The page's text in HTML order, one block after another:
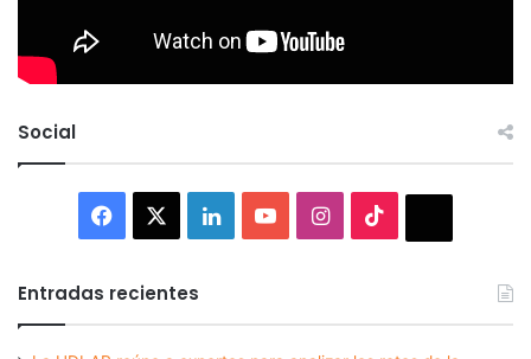
Social
Facebook LinkedInYouTubeInstagram
Entradas recientes